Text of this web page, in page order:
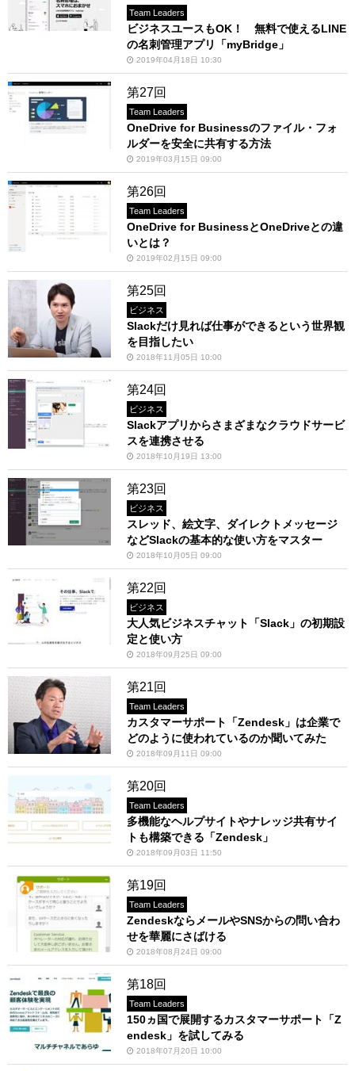
Team Leaders
ビジネスユースもOK！ 無料で使えるLINE
の名刺管理アプリ「myBridge」
2019年04月18日 10:30
第27回
Team Leaders
OneDrive for Businessのファイル・フォ
ルダーを安全に共有する方法
2019年03月15日 09:00
第26回
Team Leaders
OneDrive for BusinessとOneDriveとの違
いとは？
2019年02月15日 09:00
第25回
ビジネス
Slackだけ見れば仕事ができるという世界観
を目指したい
2018年11月05日 10:00
第24回
ビジネス
Slackアプリからさまざまなクラウドサービ
スを連携させる
2018年10月19日 13:00
第23回
ビジネス
スレッド、絵文字、ダイレクトメッセージ
などSlackの基本的な使い方をマスター
2018年10月05日 09:00
第22回
ビジネス
大人気ビジネスチャット「Slack」の初期設
定と使い方
2018年09月25日 09:00
第21回
Team Leaders
カスタマーサポート「Zendesk」は企業で
どのように使われているのか聞いてみた
2018年09月11日 09:00
第20回
Team Leaders
多機能なヘルプサイトやナレッジ共有サイ
トも構築できる「Zendesk」
2018年09月03日 11:50
第19回
Team Leaders
ZendeskならメールやSNSからの問い合わ
せを華麗にさばける
2018年08月24日 09:00
第18回
Team Leaders
150ヵ国で展開するカスタマーサポート「Z
endesk」を試してみる
2018年07月20日 10:00